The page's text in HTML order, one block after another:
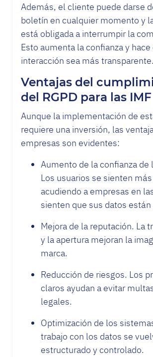
Además, el cliente puede darse
boletín en cualquier momento y
está obligada a interrumpir la
Esto aumenta la confianza y hace
interacción sea más transparente.
Ventajas del
del RGPD para las IMF
Aunque la implementación de
requiere una inversión, las
empresas son evidentes:
Aumento de la confianza de
Los usuarios se sienten
acudiendo a empresas en
sienten que sus datos están
Mejora de la reputación. La
y la apertura mejoran la
marca.
Reducción de riesgos. Los
claros ayudan a evitar
legales.
Optimización de los
trabajo con los datos se
estructurado y controlado.